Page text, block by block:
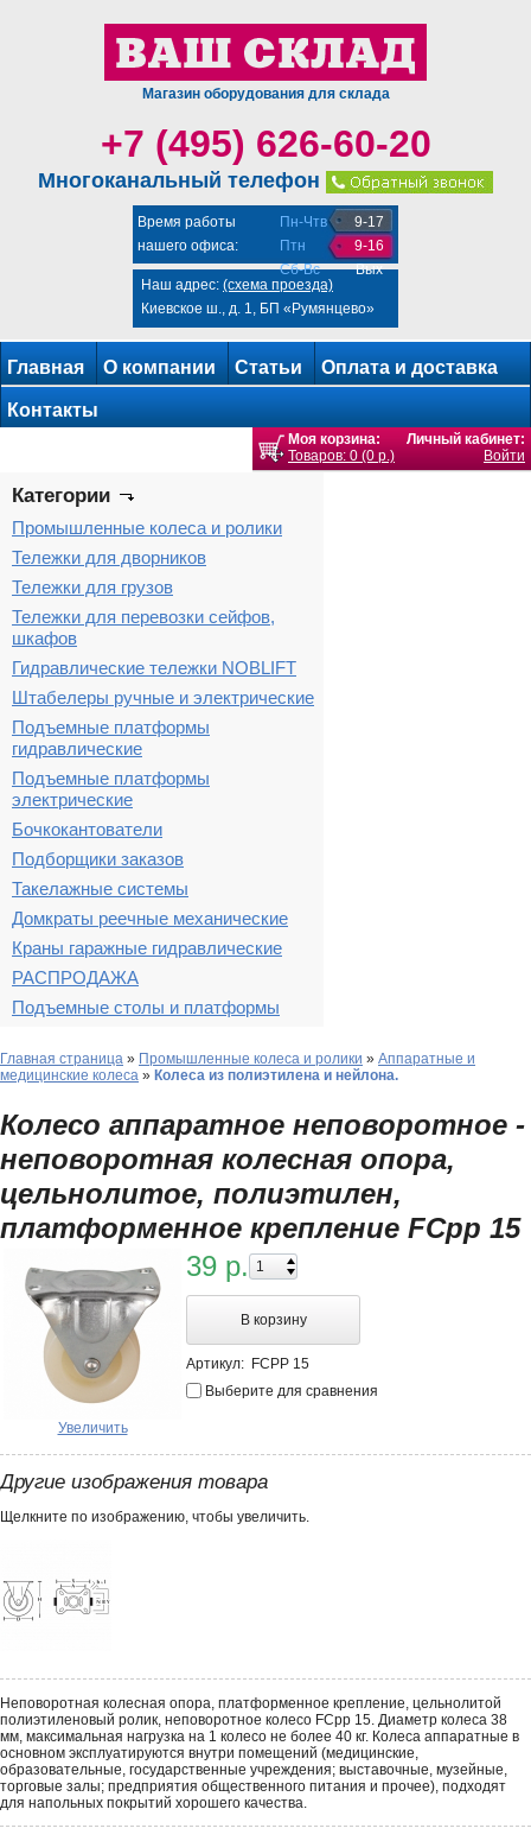
Магазин оборудования для склада
+7 (495) 626-60-20
Многоканальный телефон
Время работы
нашего офиса:
Пн-Чтв
Птн
Сб-Вс
9-17
9-16
Вых
Наш адрес: (схема проезда)
Киевское ш., д. 1, БП «Румянцево»
Главная О компании Статьи Оплата и доставка
Контакты
Моя корзина:
Товаров: 0 (0 р.)
Личный кабинет:
Войти
Категории
Промышленные колеса и ролики
Тележки для дворников
Тележки для грузов
Тележки для перевозки сейфов,
шкафов
Гидравлические тележки NOBLIFT
Штабелеры ручные и электрические
Подъемные платформы
гидравлические
Подъемные платформы
электрические
Бочкокантователи
Подборщики заказов
Такелажные системы
Домкраты реечные механические
Краны гаражные гидравлические
РАСПРОДАЖА
Подъемные столы и платформы
Главная страница » Промышленные колеса и ролики » Аппаратные и
медицинские колеса » Колеса из полиэтилена и нейлона.
Колесо аппаратное неповоротное -
неповоротная колесная опора,
цельнолитое, полиэтилен,
платформенное крепление FCpp 15
Увеличить
39 р.
В корзину
Артикул: FCPP 15
Выберите для сравнения
Другие изображения товара
Щелкните по изображению, чтобы увеличить.
Неповоротная колесная опора, платформенное крепление, цельнолитой
полиэтиленовый ролик, неповоротное колесо FCpp 15. Диаметр колеса 38
мм, максимальная нагрузка на 1 колесо не более 40 кг. Колеса аппаратные в
основном эксплуатируются внутри помещений (медицинские,
образовательные, государственные учреждения; выставочные, музейные,
торговые залы; предприятия общественного питания и прочее), подходят
для напольных покрытий хорошего качества.